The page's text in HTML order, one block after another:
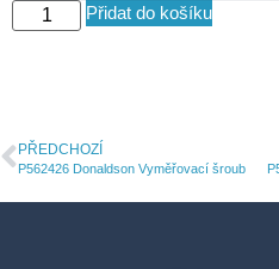
Přidat do košíku
PŘEDCHOZÍ
P562426 Donaldson Vyměřovací šroub